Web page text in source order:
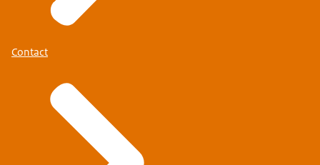
Contact